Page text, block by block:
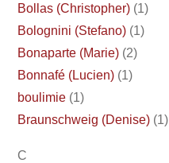
Bollas (Christopher) (1)
Bolognini (Stefano) (1)
Bonaparte (Marie) (2)
Bonnafé (Lucien) (1)
boulimie (1)
Braunschweig (Denise) (1)
C